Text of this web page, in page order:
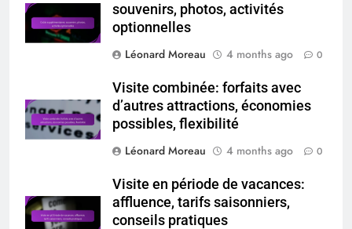
souvenirs, photos, activités
optionnelles
Léonard Moreau
4 months ago 0
Visite combinée: forfaits avec
d’autres attractions, économies
possibles, flexibilité
Léonard Moreau
4 months ago 0
Visite en période de vacances:
affluence, tarifs saisonniers,
conseils pratiques